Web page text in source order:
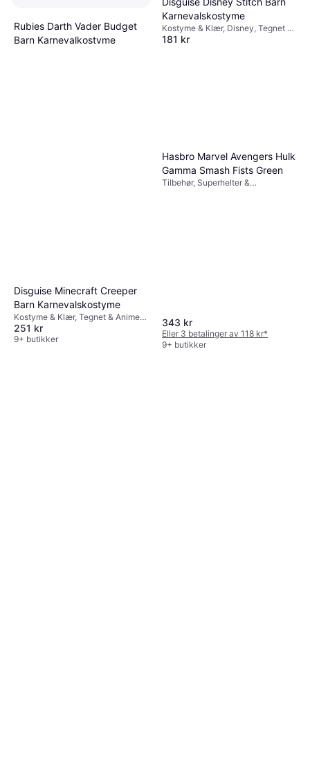
Rubies Darth Vader Budget
Barn Karnevalkostyme
Karnevalskostyme
Kostyme & Klær, Disney, Tegnet &
Animert, Film & TV, Annen Film &
181 kr
Disguise Minecraft Creeper
Barn Karnevalskostyme
Kostyme & Klær, Tegnet & Animert,
Karneval, Film & TV, Spill & Leker,
Annen Film & TV
251 kr
9+ butikker
Hasbro Marvel Avengers Hulk
Gamma Smash Fists Green
Tilbehør, Superhelter &
343 kr
Eller 3 betalinger av 118 kr*
9+ butikker